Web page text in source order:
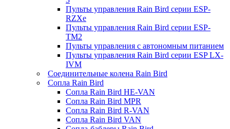
Пульты управления Rain Bird серии ESP-
RZXe
Пульты управления Rain Bird серии ESP-
TM2
Пульты управления с автономным питанием
Пульты управления Rain Bird серии ESP LX-
IVM
Соединительные колена Rain Bird
Сопла Rain Bird
Сопла Rain Bird HE-VAN
Сопла Rain Bird MPR
Сопла Rain Bird R-VAN
Сопла Rain Bird VAN